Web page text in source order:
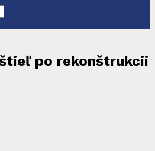
po rekonštrukcii